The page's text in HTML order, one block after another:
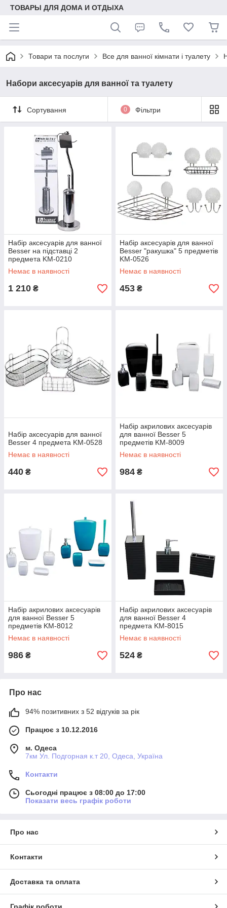
ТОВАРЫ ДЛЯ ДОМА И ОТДЫХА
Товари та послуги Все для ванної кімнати і туалету
Набори аксесуарів для ванної та туалету
Сортування 0 Фільтри
Набір аксесуарів для ванної
Besser на підставці 2
предмета KM-0210
Немає в наявності
1 210 ₴
Набір аксесуарів для ванної
Besser "ракушка" 5 предметів
KM-0526
Немає в наявності
453 ₴
Набір аксесуарів для ванної
Besser 4 предмета KM-0528
Немає в наявності
440 ₴
Набір акрилових аксесуарів
для ванної Besser 5
предметів KM-8009
Немає в наявності
984 ₴
Набір акрилових аксесуарів
для ванної Besser 5
предметів KM-8012
Немає в наявності
986 ₴
Набір акрилових аксесуарів
для ванної Besser 4
предмета KM-8015
Немає в наявності
524 ₴
Про нас
94% позитивних з 52 відгуків за рік
Працює з 10.12.2016
м. Одеса
7км Ул. Подгорная к.т 20, Одеса, Україна
Контакти
Сьогодні працює з 08:00 до 17:00
Показати весь графік роботи
Про нас
Контакти
Доставка та оплата